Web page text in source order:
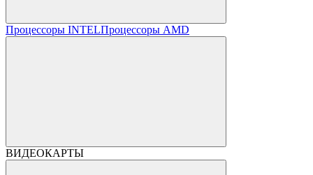
Процессоры INTELПроцессоры AMD
ВИДЕОКАРТЫ